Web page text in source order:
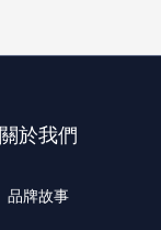
關於我們
品牌故事